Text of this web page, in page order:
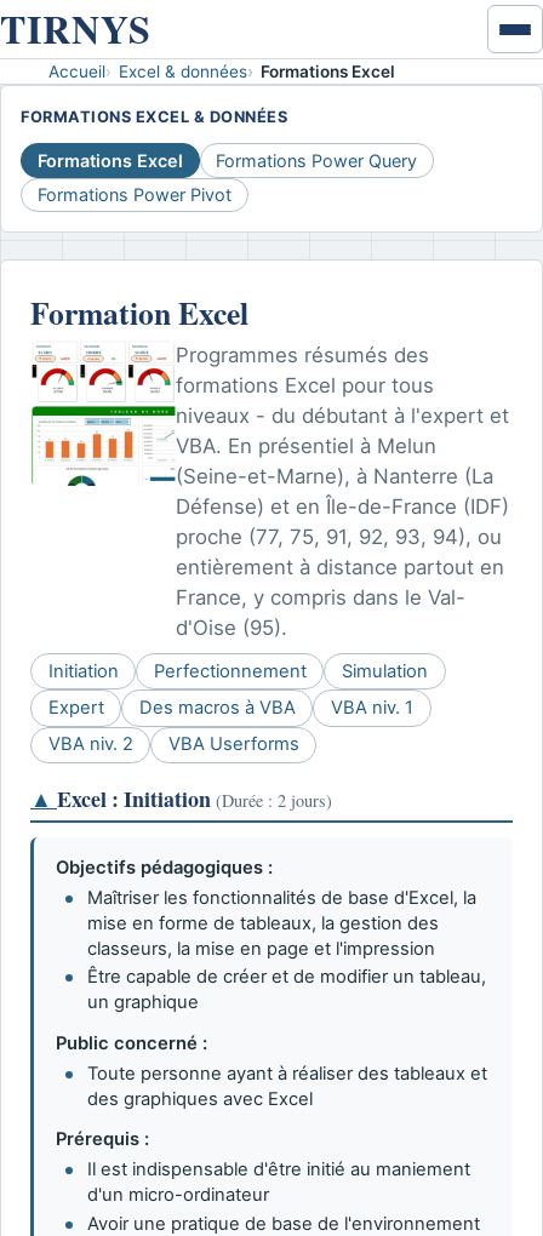
TIRNYS
Accueil
Excel & données
VBA
Développement VBA
Coaching VBA
Word - PowerPoint - Access
Disponibilités
Accueil Excel & données Formations Excel
FORMATIONS EXCEL & DONNÉES
Formations Excel
Formations Power Query
Formations Power Pivot
Formation Excel
Programmes résumés des
formations Excel pour tous
niveaux - du débutant à l'expert et
VBA. En présentiel à Melun
(Seine-et-Marne), à Nanterre (La
Défense) et en Île-de-France (IDF)
proche (77, 75, 91, 92, 93, 94), ou
entièrement à distance partout en
France, y compris dans le Val-
d'Oise (95).
Initiation Perfectionnement
Simulation
Expert
Des macros à VBA
VBA niv. 1
VBA niv. 2
VBA Userforms
▲ Excel : Initiation (Durée : 2 jours)
Objectifs pédagogiques :
Maîtriser les fonctionnalités de base d'Excel, la
mise en forme de tableaux, la gestion des
classeurs, la mise en page et l'impression
Être capable de créer et de modifier un tableau,
un graphique
Public concerné :
Toute personne ayant à réaliser des tableaux et
des graphiques avec Excel
Prérequis :
Il est indispensable d'être initié au maniement
d'un micro-ordinateur
Avoir une pratique de base de l'environnement